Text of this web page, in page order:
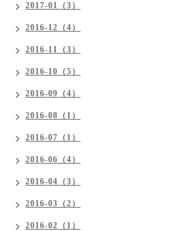
2017-01（3）
2016-12（4）
2016-11（3）
2016-10（5）
2016-09（4）
2016-08（1）
2016-07（1）
2016-06（4）
2016-04（3）
2016-03（2）
2016-02（1）